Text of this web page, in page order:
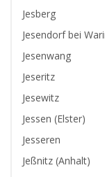
Jesberg
Jesendorf bei
Jesenwang
Jeseritz
Jesewitz
Jessen (Elster)
Jesseren
Jeßnitz (Anhalt)